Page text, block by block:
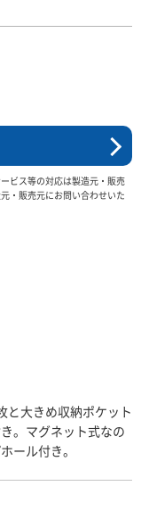
ビス等の対応は製造元・販売
・販売元にお問い合わせいた
と大きめ収納ポケット
。マグネット式なの
ール付き。